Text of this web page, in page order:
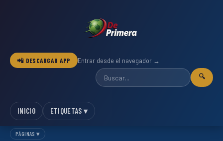
📲 DESCARGAR APP Entrar desde el navegador →
🔍
INICIO ETIQUETAS ▾
PÁGINAS ▾